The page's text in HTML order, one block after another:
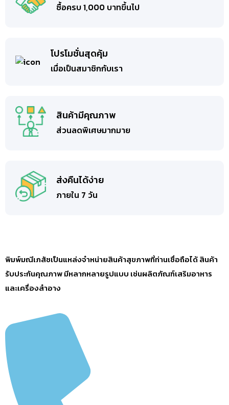
ซื้อครบ 1,000 บาทขึ้นไป
โปรโมชั่นสุดคุ้ม
เมื่อเป็นสมาชิกกับเรา
สินค้ามีคุณภาพ
ส่วนลดพิเศษมากมาย
ส่งคืนได้ง่าย
ภายใน 7 วัน
พิมพ์มณีเภสัชเป็นแหล่งจำหน่ายสินค้าสุขภาพที่ท่านเชื่อถือได้ สินค้า
รับประกันคุณภาพ มีหลากหลายรูปแบบ เช่นผลิตภัณฑ์เสริมอาหาร
และเครื่องสำอาง